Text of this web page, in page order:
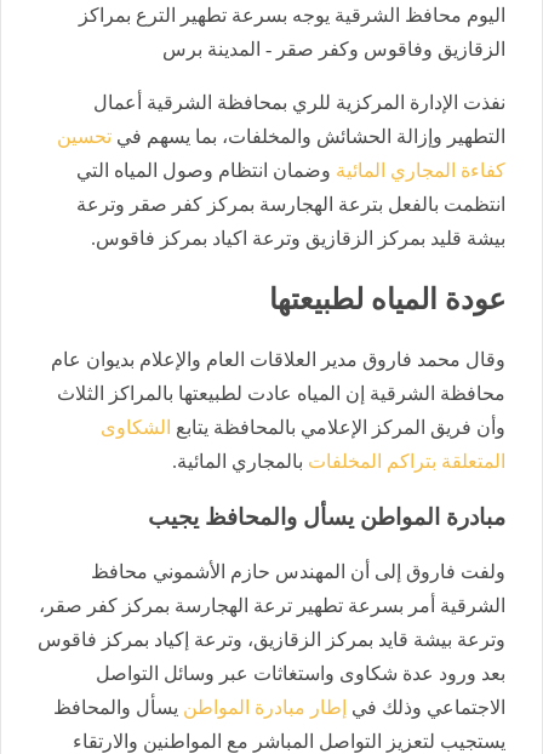
اليوم محافظ الشرقية يوجه بسرعة تطهير الترع بمراكز
الزقازيق وفاقوس وكفر صقر - المدينة برس
نفذت الإدارة المركزية للري بمحافظة الشرقية أعمال
التطهير وإزالة الحشائش والمخلفات، بما يسهم في تحسين
كفاءة المجاري المائية وضمان انتظام وصول المياه التي
انتظمت بالفعل بترعة الهجارسة بمركز كفر صقر وترعة
بيشة قليد بمركز الزقازيق وترعة اكياد بمركز فاقوس.
عودة المياه لطبيعتها
وقال محمد فاروق مدير العلاقات العام والإعلام بديوان عام
محافظة الشرقية إن المياه عادت لطبيعتها بالمراكز الثلاث
وأن فريق المركز الإعلامي بالمحافظة يتابع الشكاوى
المتعلقة بتراكم المخلفات بالمجاري المائية.
مبادرة المواطن يسأل والمحافظ يجيب
ولفت فاروق إلى أن المهندس حازم الأشموني محافظ
الشرقية أمر بسرعة تطهير ترعة الهجارسة بمركز كفر صقر،
وترعة بيشة قايد بمركز الزقازيق، وترعة إكياد بمركز فاقوس
بعد ورود عدة شكاوى واستغاثات عبر وسائل التواصل
الاجتماعي وذلك في إطار مبادرة المواطن يسأل والمحافظ
يستجيب لتعزيز التواصل المباشر مع المواطنين والارتقاء